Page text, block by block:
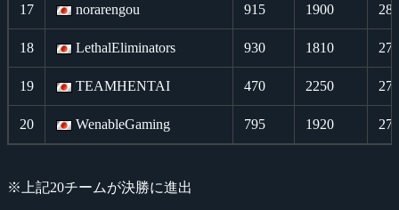
17 norarengou 915 1900
18 LethalEliminators 930 1810
19 TEAMHENTAI 470 2250
20 WenableGaming 795 1920
※上記20チームが決勝に進出